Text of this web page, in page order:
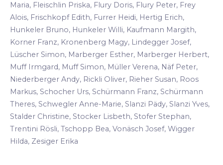
Maria, Fleischlin Priska, Flury Doris, Flury Peter, Frey
Alois, Frischkopf Edith, Furrer Heidi, Hertig Erich,
Hunkeler Bruno, Hunkeler Willi, Kaufmann Margith,
Korner Franz, Kronenberg Magy, Lindegger Josef,
Lüscher Simon, Marberger Esther, Marberger Herbert,
Muff Irmgard, Muff Simon, Müller Verena, Näf Peter,
Niederberger Andy, Rickli Oliver, Rieher Susan, Roos
Markus, Schocher Urs, Schürmann Franz, Schürmann
Theres, Schwegler Anne-Marie, Slanzi Pädy, Slanzi Yves,
Stalder Christine, Stocker Lisbeth, Stofer Stephan,
Trentini Rösli, Tschopp Bea, Vonäsch Josef, Wigger
Hilda, Zesiger Erika